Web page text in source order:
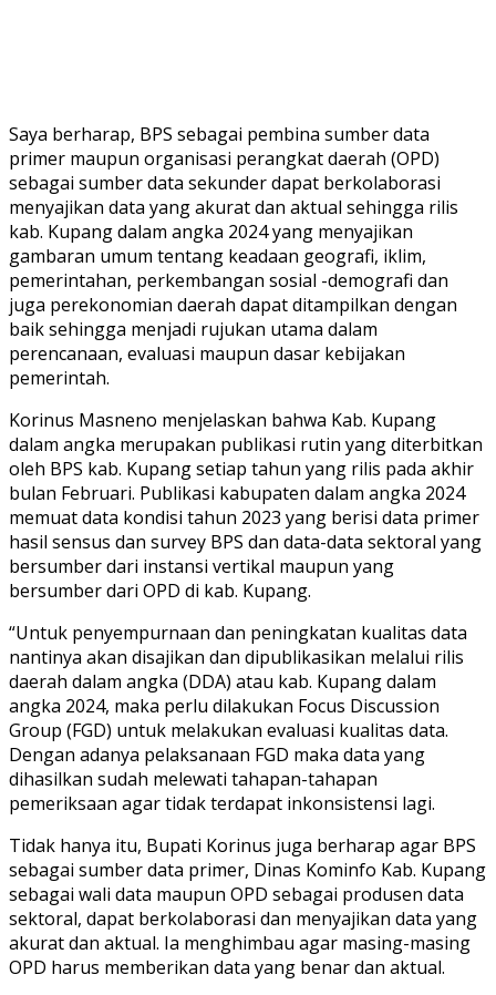
Saya berharap, BPS sebagai pembina sumber data
primer maupun organisasi perangkat daerah (OPD)
sebagai sumber data sekunder dapat berkolaborasi
menyajikan data yang akurat dan aktual sehingga rilis
kab. Kupang dalam angka 2024 yang menyajikan
gambaran umum tentang keadaan geografi, iklim,
pemerintahan, perkembangan sosial -demografi dan
juga perekonomian daerah dapat ditampilkan dengan
baik sehingga menjadi rujukan utama dalam
perencanaan, evaluasi maupun dasar kebijakan
pemerintah.
Korinus Masneno menjelaskan bahwa Kab. Kupang
dalam angka merupakan publikasi rutin yang diterbitkan
oleh BPS kab. Kupang setiap tahun yang rilis pada akhir
bulan Februari. Publikasi kabupaten dalam angka 2024
memuat data kondisi tahun 2023 yang berisi data primer
hasil sensus dan survey BPS dan data-data sektoral yang
bersumber dari instansi vertikal maupun yang
bersumber dari OPD di kab. Kupang.
“Untuk penyempurnaan dan peningkatan kualitas data
nantinya akan disajikan dan dipublikasikan melalui rilis
daerah dalam angka (DDA) atau kab. Kupang dalam
angka 2024, maka perlu dilakukan Focus Discussion
Group (FGD) untuk melakukan evaluasi kualitas data.
Dengan adanya pelaksanaan FGD maka data yang
dihasilkan sudah melewati tahapan-tahapan
pemeriksaan agar tidak terdapat inkonsistensi lagi.
Tidak hanya itu, Bupati Korinus juga berharap agar BPS
sebagai sumber data primer, Dinas Kominfo Kab. Kupang
sebagai wali data maupun OPD sebagai produsen data
sektoral, dapat berkolaborasi dan menyajikan data yang
akurat dan aktual. Ia menghimbau agar masing-masing
OPD harus memberikan data yang benar dan aktual.